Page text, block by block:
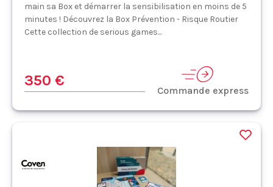
main sa Box et démarrer la sensibilisation en moins de 5
minutes ! Découvrez la Box Prévention - Risque Routier
Cette collection de serious games...
350 €
Commande express